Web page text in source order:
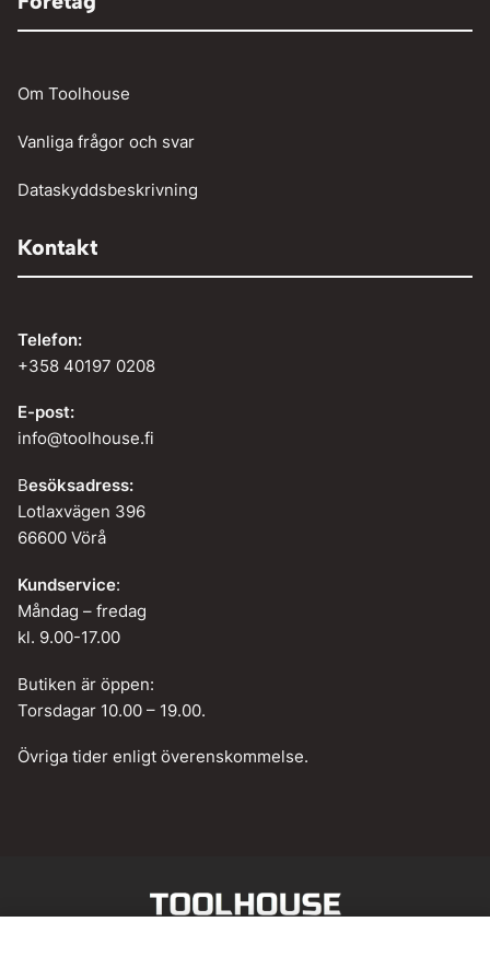
Om Toolhouse
Vanliga frågor och svar
Dataskyddsbeskrivning
Kontakt
Telefon:
+358 40197 0208
E-post:
info@toolhouse.fi
Besöksadress:
Lotlaxvägen 396
66600 Vörå
Kundservice:
Måndag – fredag
kl. 9.00-17.00
Butiken är öppen:
Torsdagar 10.00 – 19.00.
Övriga tider enligt överenskommelse.